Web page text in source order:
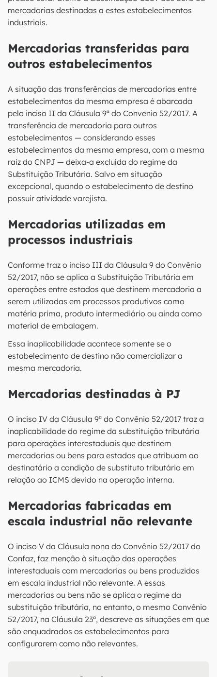
mercadorias destinadas a estes estabelecimentos
industriais.
Mercadorias transferidas para
outros estabelecimentos
A situação das transferências de mercadorias entre
estabelecimentos da mesma empresa é abarcada
pelo inciso II da Cláusula 9ª do Convenio 52/2017. A
transferência de mercadoria para outros
estabelecimentos — considerando esses
estabelecimentos da mesma empresa, com a mesma
raiz do CNPJ — deixa-a excluída do regime da
Substituição Tributária. Salvo em situação
excepcional, quando o estabelecimento de destino
possuir atividade varejista.
Mercadorias utilizadas em
processos industriais
Conforme traz o inciso III da Cláusula 9 do Convênio
52/2017, não se aplica a Substituição Tributária em
operações entre estados que destinem mercadoria a
serem utilizadas em processos produtivos como
matéria prima, produto intermediário ou ainda como
material de embalagem.
Essa inaplicabilidade acontece somente se o
estabelecimento de destino não comercializar a
mesma mercadoria.
Mercadorias destinadas à PJ
O inciso IV da Cláusula 9ª do Convênio 52/2017 traz a
inaplicabilidade do regime da substituição tributária
para operações interestaduais que destinem
mercadorias ou bens para estados que atribuam ao
destinatário a condição de substituto tributário em
relação ao ICMS devido na operação interna.
Mercadorias fabricadas em
escala industrial não relevante
O inciso V da Cláusula nona do Convênio 52/2017 do
Confaz, faz menção à situação das operações
interestaduais com mercadorias ou bens produzidos
em escala industrial não relevante. A essas
mercadorias ou bens não se aplica o regime da
substituição tributária, no entanto, o mesmo Convênio
52/2017, na Cláusula 23ª, descreve as situações em que
são enquadrados os estabelecimentos para
configurarem como não relevantes.